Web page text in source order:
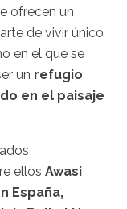
ofrecen un
de vivir único
en el que se
un refugio
en el paisaje
ellos Awasi
España,